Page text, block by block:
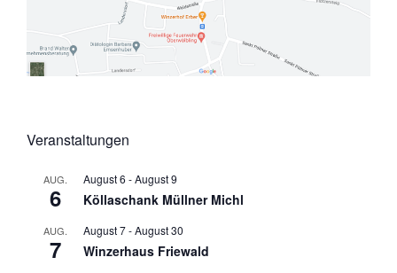
Veranstaltungen
AUG.
6
August 6 -August 9
Köllaschank Müllner Michl
AUG.
7
August 7-August 30
Winzerhaus Friewald